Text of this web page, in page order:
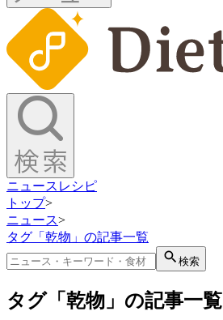
ニュース レシピ
トップ>
ニュース>
タグ「乾物」の記事一覧
検索
タグ「乾物」の記事一覧